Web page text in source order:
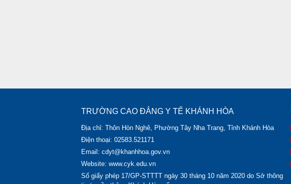
TRƯỜNG CAO ĐẲNG Y TẾ KHÁNH HÒA
Địa chỉ: Thôn Hòn Nghê, Phường Tây Nha Trang, Tỉnh Khánh Hòa
Điện thoại: 02583.521171
Email: cdyt@khanhhoa.gov.vn
Website: www.cyk.edu.vn
Số giấy phép 17/GP-STTTT ngày 30 tháng 10 năm 2020 do Sở thông